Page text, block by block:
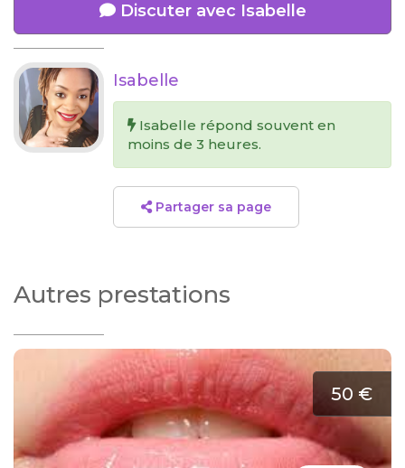
Discuter avec Isabelle
Isabelle
Isabelle répond souvent en
moins de 3 heures.
Partager sa page
Autres prestations
50 €